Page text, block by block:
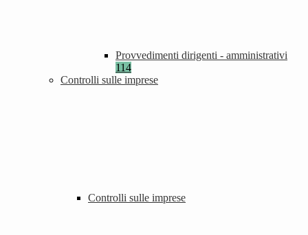
Provvedimenti dirigenti - amministrativi
114
Controlli sulle imprese
Controlli sulle imprese